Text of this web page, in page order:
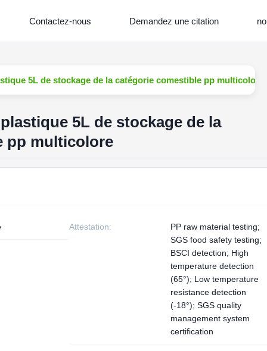
Contactez-nous Demandez une citation
5L de stockage de la catégorie comestible pp multicolore
5L de stockage de la
pp multicolore
Attestation:
PP raw material testing;
SGS food safety testing;
BSCI detection; High
temperature detection
(65°); Low temperature
resistance detection
(-18°); SGS quality
management system
certification